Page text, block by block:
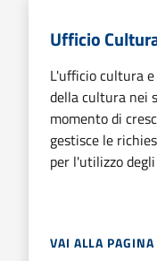
Ufficio
L'ufficio cultura
della cultura nei
momento di
gestisce le
per l'utilizzo
VAI ALLA PAGINA